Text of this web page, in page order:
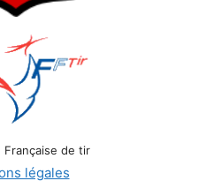
Française de tir
légales